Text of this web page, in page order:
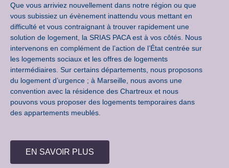
Que vous arriviez nouvellement dans notre région ou que
vous subissiez un évènement inattendu vous mettant en
difficulté et vous contraignant à trouver rapidement une
solution de logement, la SRIAS PACA est à vos côtés. Nous
intervenons en complément de l’action de l’État centrée sur
les logements sociaux et les offres de logements
intermédiaires. Sur certains départements, nous proposons
du logement d’urgence ; à Marseille, nous avons une
convention avec la résidence des Chartreux et nous
pouvons vous proposer des logements temporaires dans
des appartements meublés.
EN SAVOIR PLUS